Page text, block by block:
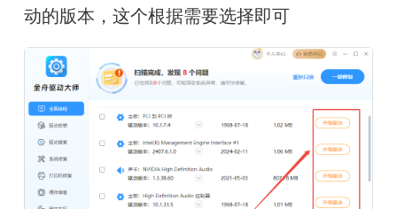
动的版本，这个根据需要选择即可